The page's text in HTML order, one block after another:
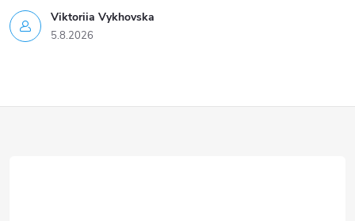
Viktoriia Vykhovska
5.8.2026